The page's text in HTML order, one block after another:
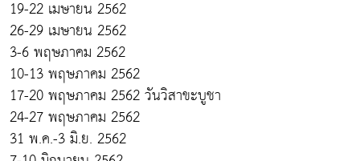
19-22 เมษายน 2562
26-29 เมษายน 2562
3-6 พฤษภาคม 2562
10-13 พฤษภาคม 2562
17-20 พฤษภาคม 2562 วันวิสาขะบูชา
24-27 พฤษภาคม 2562
31 พ.ค.-3 มิ.ย. 2562